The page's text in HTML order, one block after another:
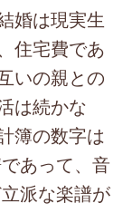
婚は現実生
住宅費であ
いの親との
は続かな
簿の数字は
あって、音
派な楽譜が